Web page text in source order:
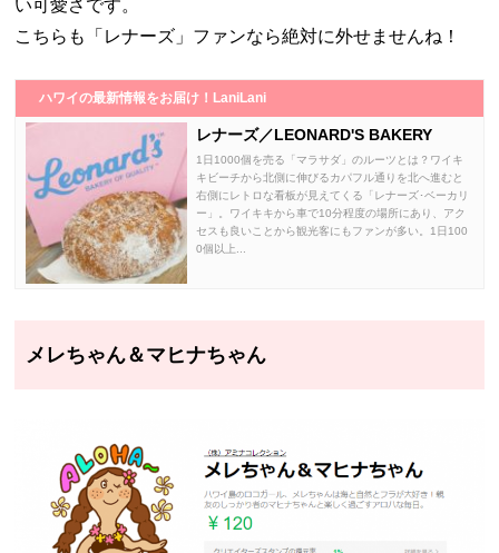
い可愛さです。
こちらも「レナーズ」ファンなら絶対に外せませんね！
ハワイの最新情報をお届け！LaniLani
レナーズ／LEONARD'S BAKERY
1日1000個を売る「マラサダ」のルーツとは？ワイキ
キビーチから北側に伸びるカパフル通りを北へ進むと
右側にレトロな看板が見えてくる「レナーズ･ベーカリ
ー」。ワイキキから車で10分程度の場所にあり、アク
セスも良いことから観光客にもファンが多い。1日100
0個以上...
メレちゃん＆マヒナちゃん